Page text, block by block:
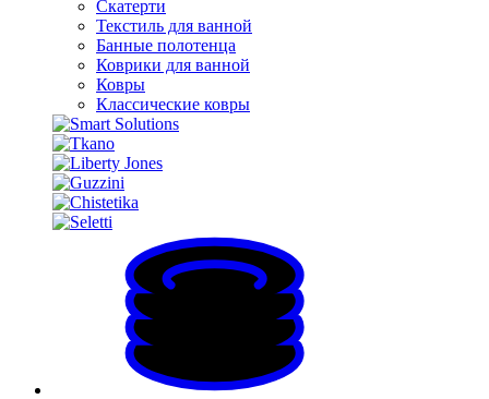
Скатерти
Текстиль для ванной
Банные полотенца
Коврики для ванной
Ковры
Классические ковры